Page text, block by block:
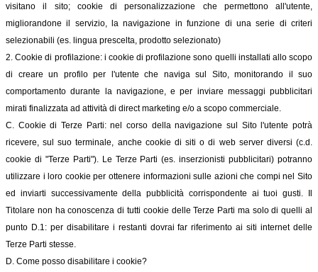
visitano il sito; cookie di personalizzazione che permettono all'utente,
migliorandone il servizio, la navigazione in funzione di una serie di criteri
selezionabili (es. lingua prescelta, prodotto selezionato)
2. Cookie di profilazione: i cookie di profilazione sono quelli installati allo scopo
di creare un profilo per l'utente che naviga sul Sito, monitorando il suo
comportamento durante la navigazione, e per inviare messaggi pubblicitari
mirati finalizzata ad attività di direct marketing e/o a scopo commerciale.
C. Cookie di Terze Parti: nel corso della navigazione sul Sito l'utente potrà
ricevere, sul suo terminale, anche cookie di siti o di web server diversi (c.d.
cookie di "Terze Parti"). Le Terze Parti (es. inserzionisti pubblicitari) potranno
utilizzare i loro cookie per ottenere informazioni sulle azioni che compi nel Sito
ed inviarti successivamente della pubblicità corrispondente ai tuoi gusti. Il
Titolare non ha conoscenza di tutti cookie delle Terze Parti ma solo di quelli al
punto D.1: per disabilitare i restanti dovrai far riferimento ai siti internet delle
Terze Parti stesse.
D. Come posso disabilitare i cookie?